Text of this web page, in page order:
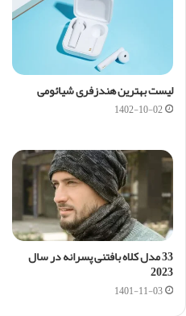
لیست بهترین هندزفری شیائومی
1402-10-02
33 مدل کلاه بافتنی پسرانه در سال
2023
1401-11-03